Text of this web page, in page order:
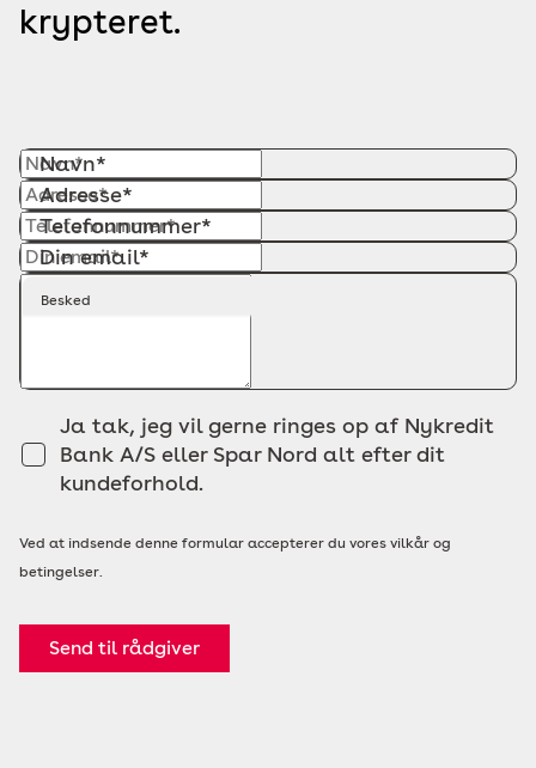
krypteret.
Navn*
Adresse*
Telefonnummer*
Din email*
Besked
Ja tak, jeg vil gerne ringes op af Nykredit
Bank A/S eller Spar Nord alt efter dit
kundeforhold.
Ved at indsende denne formular accepterer du vores vilkår og
betingelser.
Send til rådgiver